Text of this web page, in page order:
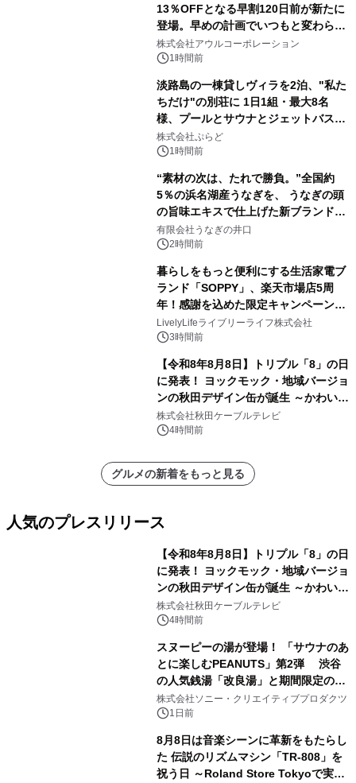
13％OFFとなる早割120日前が新たに
登場。早めの計画でいつもと変わらぬ
大人の冬旅を。ー夕日ヶ浦温泉「佳松
苑 別邸ふうか」ー
株式会社アウルコーポレーション
1時間前
淡路島の一棟貸しヴィラを2泊、"私た
ちだけ"の別荘に 1日1組・最大8名
様、プールとサウナとジェットバス付
きで Villa Mon Temps AWAJIの連泊
素泊りプラン
株式会社ぷらど
1時間前
“素材の次は、たれで勝負。”全国約
5％の浜名湖産うなぎを、 うなぎの頭
の旨味エキスで仕上げた新ブランド
「井口の誉」誕生
有限会社うなぎの井口
2時間前
暮らしをもっと便利にする生活家電ブ
ランド「SOPPY」、楽天市場店5周
年！感謝を込めた限定キャンペーンを
8月10日より開催
LivelyLifeライブリーライフ株式会社
3時間前
【令和8年8月8日】トリプル「8」の日
に発表！ ヨックモック・地域バージョ
ンの秋田デザイン缶が誕生 ～かわいい
秋田犬の子犬と秋田の四季と名所を巡
るパッケージ～ 9月1日(火)秋田県内で
株式会社秋田ケーブルテレビ
4時間前
グルメの新着をもっと見る
人気のプレスリリース
【令和8年8月8日】トリプル「8」の日
に発表！ ヨックモック・地域バージョ
ンの秋田デザイン缶が誕生 ～かわいい
秋田犬の子犬と秋田の四季と名所を巡
るパッケージ～ 9月1日(火)秋田県内で
株式会社秋田ケーブルテレビ
4時間前
スヌーピーの湯が登場！ 「サウナのあ
とに楽しむPEANUTS」第2弾 渋谷
の人気銭湯「改良湯」と期間限定のコ
ラボレーション サウナイキタイコラ
ボグッズも発売決定！
株式会社ソニー・クリエイティブプロダクツ
1日前
8月8日は音楽シーンに革新をもたらし
た 伝説のリズムマシン「TR-808」を
祝う日 ～Roland Store Tokyoで実機